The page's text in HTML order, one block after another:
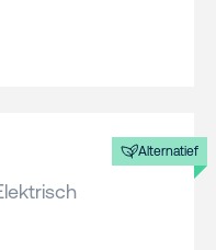
Alternatief